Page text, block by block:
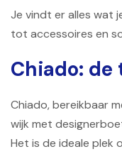
Je vindt er alles wat
tot accessoires en
Chiado:
Chiado, bereikbaar
wijk met
Het is de ideale plek